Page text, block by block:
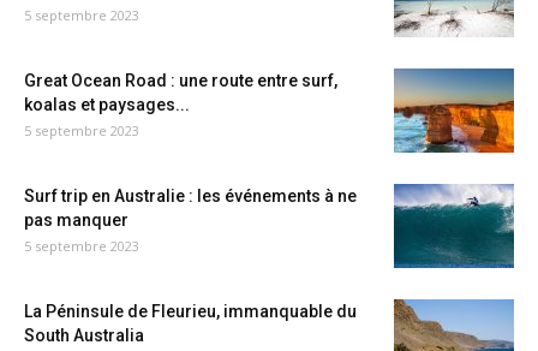
5 septembre 2023
Great Ocean Road : une route entre surf,
koalas et paysages...
5 septembre 2023
Surf trip en Australie : les événements à ne
pas manquer
5 septembre 2023
La Péninsule de Fleurieu, immanquable du
South Australia